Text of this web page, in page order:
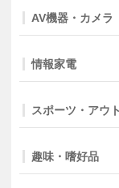
AV機器・カメラ
情報家電
スポーツ・アウ
趣味・嗜好品